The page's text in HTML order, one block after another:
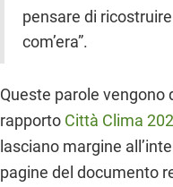
pensare di ricostruire
com’era”.
Queste parole vengono
rapporto Città Clima
lasciano margine
pagine del documento